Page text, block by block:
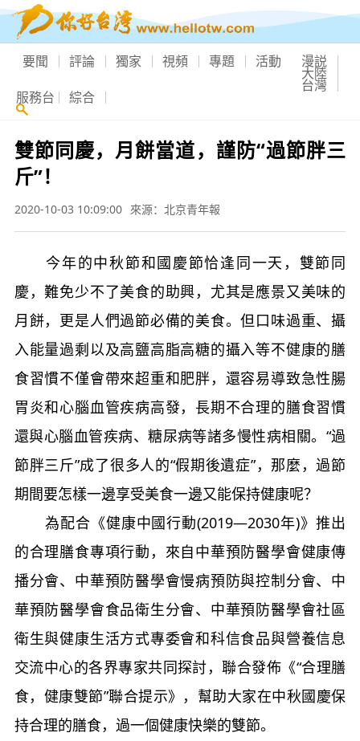
要聞 評論 獨家 視頻 專題 活動 漫説
大陸
台灣
服務台 綜合
雙節同慶，月餅當道，謹防“過節胖三
斤”！
2020-10-03 10:09:00 來源：北京青年報
今年的中秋節和國慶節恰逢同一天，雙節同
慶，難免少不了美食的助興，尤其是應景又美味的
月餅，更是人們過節必備的美食。但口味過重、攝
入能量過剩以及高鹽高脂高糖的攝入等不健康的膳
食習慣不僅會帶來超重和肥胖，還容易導致急性腸
胃炎和心腦血管疾病高發，長期不合理的膳食習慣
還與心腦血管疾病、糖尿病等諸多慢性病相關。“過
節胖三斤”成了很多人的“假期後遺症”，那麼，過節
期間要怎樣一邊享受美食一邊又能保持健康呢？
為配合《健康中國行動(2019—2030年)》推出
的合理膳食專項行動，來自中華預防醫學會健康傳
播分會、中華預防醫學會慢病預防與控制分會、中
華預防醫學會食品衛生分會、中華預防醫學會社區
衛生與健康生活方式專委會和科信食品與營養信息
交流中心的各界專家共同探討，聯合發佈《“合理膳
食，健康雙節”聯合提示》，幫助大家在中秋國慶保
持合理的膳食，過一個健康快樂的雙節。